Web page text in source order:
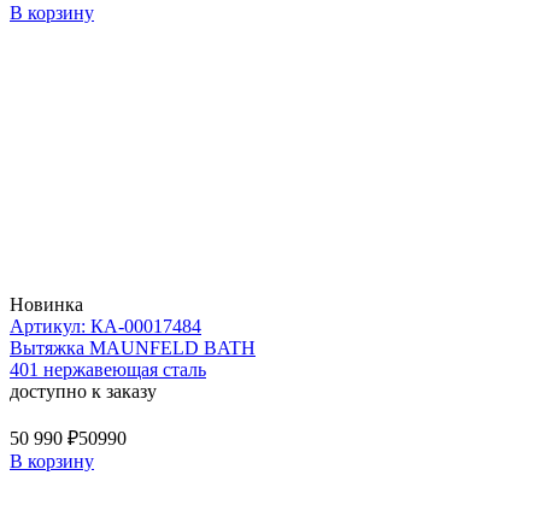
В корзину
Новинка
Артикул: КА-00017484
Вытяжка MAUNFELD BATH
401 нержавеющая сталь
доступно к заказу
50 990 ₽50990
В корзину